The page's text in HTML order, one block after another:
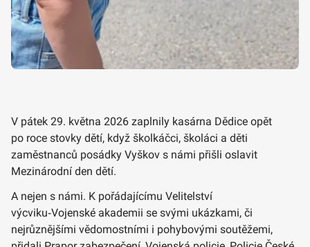
V pátek 29. května 2026 zaplnily kasárna Dědice opět
po roce stovky dětí, když školkáčci, školáci a děti
zaměstnanců posádky Vyškov s námi přišli oslavit
Mezinárodní den dětí.
A nejen s námi. K pořádajícímu Velitelství
výcviku‑Vojenské akademii se svými ukázkami, či
nejrůznějšími vědomostními i pohybovými soutěžemi,